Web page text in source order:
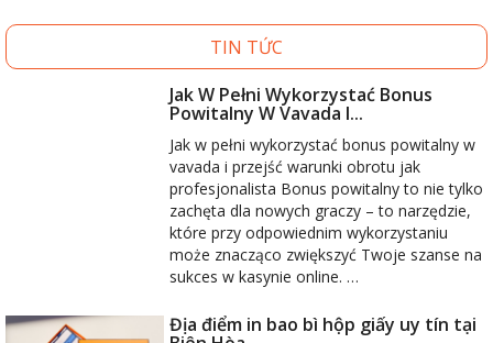
TIN TỨC
Jak W Pełni Wykorzystać Bonus
Powitalny W Vavada I...
Jak w pełni wykorzystać bonus powitalny w
vavada i przejść warunki obrotu jak
profesjonalista Bonus powitalny to nie tylko
zachęta dla nowych graczy – to narzędzie,
które przy odpowiednim wykorzystaniu
może znacząco zwiększyć Twoje szanse na
sukces w kasynie online. …
Địa điểm in bao bì hộp giấy uy tín tại